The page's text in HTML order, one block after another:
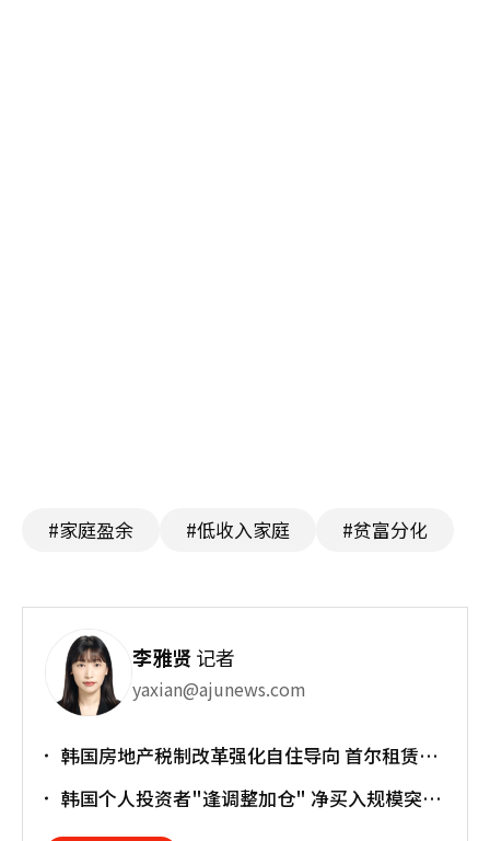
#家庭盈余 #低收入家庭 #贫富分化
李雅贤记者
yaxian@ajunews.com
韩国房地产税制改革强化自住导向 首尔租赁市
韩国个人投资者"逢调整加仓" 净买入规模突破